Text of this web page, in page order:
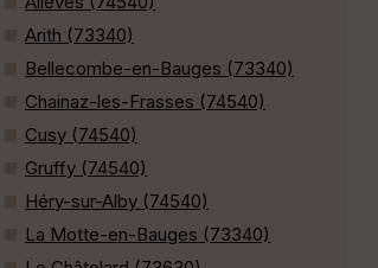
Arith (73340)
Bellecombe-en-Bauges (73340)
Chainaz-les-Frasses (74540)
Cusy (74540)
Gruffy (74540)
Héry-sur-Alby (74540)
La Motte-en-Bauges (73340)